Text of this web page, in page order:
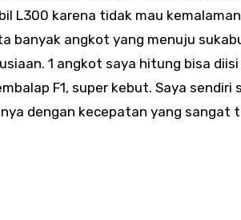
L300 karena tidak mau
banyak angkot yang menuju
1 angkot saya hitung bisa diisi
F1, super kebut. Saya sendiri
dengan kecepatan yang sangat